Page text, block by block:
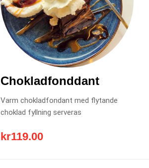
Chokladfonddant
Varm chokladfondant med flytande
choklad fyllning serveras
kr119.00